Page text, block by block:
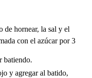
de hornear, la sal y el
con el azúcar por 3
batiendo.
y agregar al batido,